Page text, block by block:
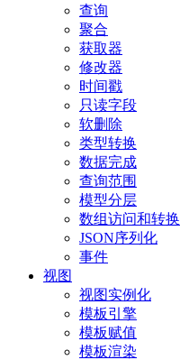
查询
聚合
获取器
修改器
时间戳
只读字段
软删除
类型转换
数据完成
查询范围
模型分层
数组访问和转换
JSON序列化
事件
视图
视图实例化
模板引擎
模板赋值
模板渲染